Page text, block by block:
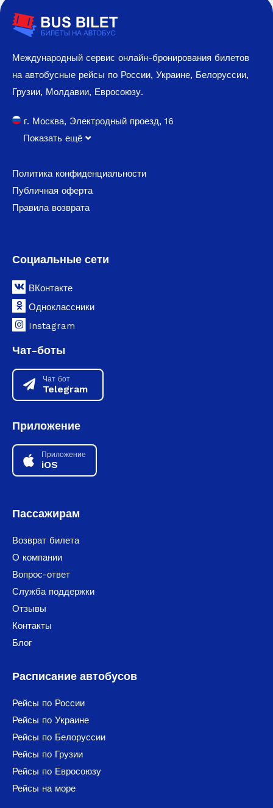
Международный сервис онлайн-бронирования билетов
на автобусные рейсы по России, Украине, Белоруссии,
Грузии, Молдавии, Евросоюзу.
г. Москва, Электродный проезд, 16
Показать ещё
Политика конфиденциальности
Публичная оферта
Правила возврата
Социальные сети
ВКонтакте
Одноклассники
Instagram
Чат-боты
Чат бот
Telegram
Приложение
Приложение
iOS
Пассажирам
Возврат билета
О компании
Вопрос-ответ
Служба поддержки
Отзывы
Контакты
Блог
Расписание автобусов
Рейсы по России
Рейсы по Украине
Рейсы по Белоруссии
Рейсы по Грузии
Рейсы по Евросоюзу
Рейсы на море